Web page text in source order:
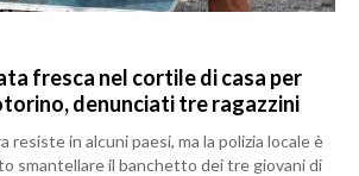
fresca nel cortile di casa per
denunciati tre ragazzini
resiste in alcuni paesi, ma la polizia locale è
smantellare il banchetto dei tre giovani di